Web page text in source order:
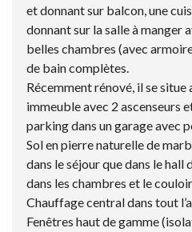
et donnant sur balcon, une
donnant sur la salle à manger
belles chambres (avec
de bain complètes.
Récemment rénové, il se situe
immeuble avec 2 ascenseurs
parking dans un garage avec
Sol en pierre naturelle de
dans le séjour que dans le hall
dans les chambres et le
Chauffage central dans tout
Fenêtres haut de gamme